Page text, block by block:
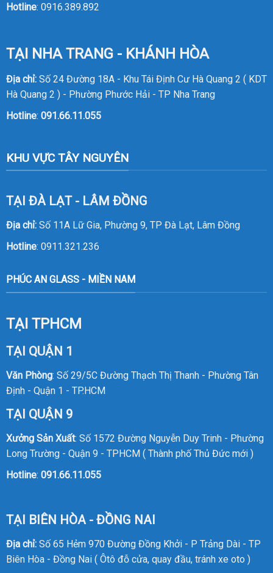
Hotline: 0916.389.892
TẠI NHA TRANG - KHÁNH HÒA
Địa chỉ: Số 24 Đường 18A - Khu Tái Định Cư Hà Quang 2 ( KDT
Hà Quang 2 ) - Phường Phước Hải - TP Nha Trang
Hotline: 091.66.11.055
KHU VỰC TÂY NGUYÊN
TẠI ĐÀ LẠT - LÂM ĐỒNG
Địa chỉ:Số 11A Lữ Gia, Phường 9, TP Đà Lạt, Lâm Đồng
Hotline: 0911.321.236
PHÚC AN GLASS - MIỀN NAM
TẠI TPHCM
TẠI QUẬN 1
Văn Phòng: Số 29/5C Đường Thạch Thị Thanh - Phường Tân
Định - Quận 1 - TP.HCM
TẠI QUẬN 9
Xưởng Sản Xuất: Số 1572 Đường Nguyễn Duy Trinh - Phường
Long Trường - Quận 9 - TPHCM ( Thành phố Thủ Đức mới )
Hotline: 091.66.11.055
TẠI BIÊN HÒA - ĐỒNG NAI
Địa chỉ:Số 65 Hẻm 970 Đường Đồng Khởi - P Trảng Dài - TP
Biên Hòa - Đồng Nai ( Ôtô đỗ cửa, quay đầu, tránh xe oto )